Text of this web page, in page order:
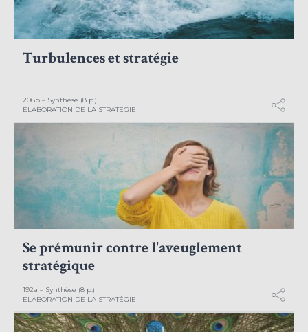
Turbulences et stratégie
206b – Synthèse (8 p.)
ELABORATION DE LA STRATÉGIE
Se prémunir contre l'aveuglement
stratégique
192a – Synthèse (8 p.)
ELABORATION DE LA STRATÉGIE